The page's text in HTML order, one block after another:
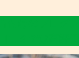
付けのプログレ
コミでは高評価